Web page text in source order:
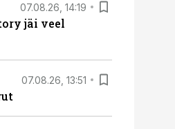
07.08.26, 14:19
jäi veel
07.08.26, 13:51